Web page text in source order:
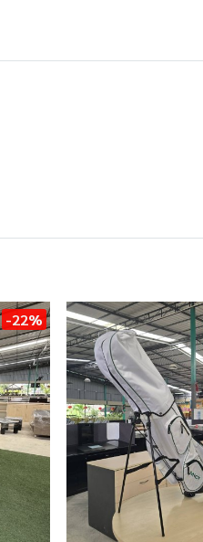
-22%